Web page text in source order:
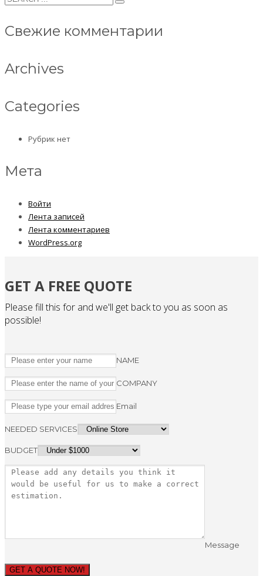
Свежие комментарии
Archives
Categories
Рубрик нет
Мета
Войти
Лента записей
Лента комментариев
WordPress.org
GET A FREE QUOTE
Please fill this for and we'll get back to you as soon as
possible!
NAME
COMPANY
Email
NEEDED SERVICES
BUDGET
Message
GET A QUOTE NOW!